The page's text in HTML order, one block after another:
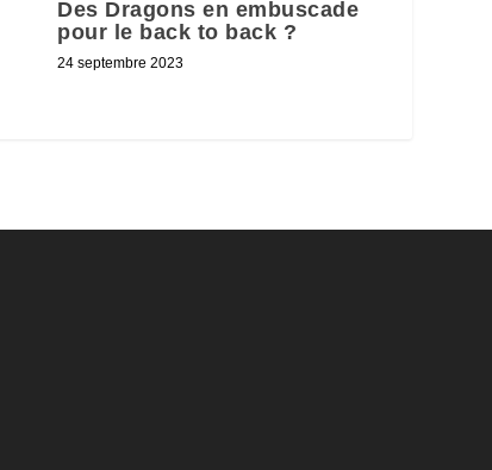
Des Dragons en embuscade
pour le back to back ?
24 septembre 2023